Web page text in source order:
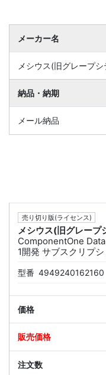
メーカー名
メシウス(旧グレープシ
納品・納期
メール納品
売り切り版(ライセンス)
メシウス(旧グレープ
ComponentOne
1開発 サブスクリプ
型番 4949240162160